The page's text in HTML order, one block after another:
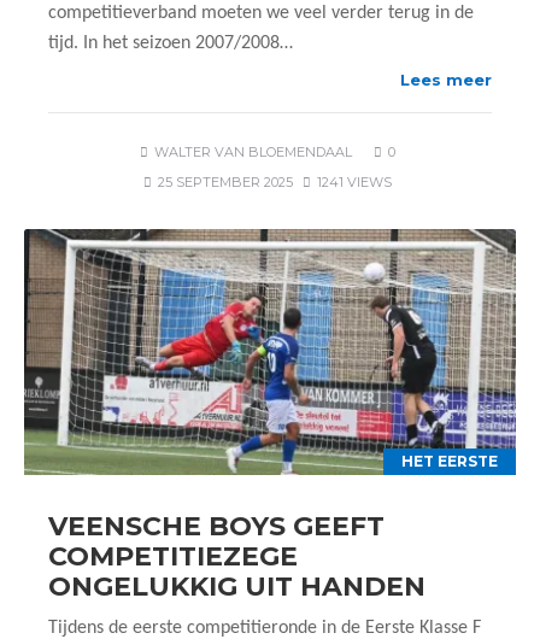
competitieverband moeten we veel verder terug in de
tijd. In het seizoen 2007/2008…
Lees meer
WALTER VAN BLOEMENDAAL
0
25 SEPTEMBER 2025
1241 VIEWS
HET EERSTE
VEENSCHE BOYS GEEFT
COMPETITIEZEGE
ONGELUKKIG UIT HANDEN
Tijdens de eerste competitieronde in de Eerste Klasse F